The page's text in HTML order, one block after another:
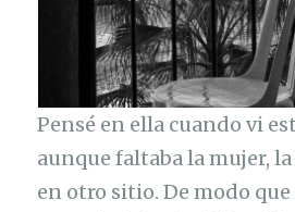
Pensé en ella cuando vi
aunque faltaba la mujer,
en otro sitio. De modo que